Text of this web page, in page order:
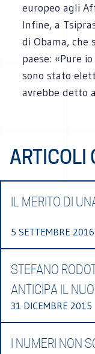
euro­peo agli
Infine, a
di Obama, che
paese: «Pure
sono stato
avrebbe detto
ARTICOLI
IL MERITO DI
5 SETTEMBRE 2016
STEFANO
ANTICIPA IL
31 DICEMBRE 2015
I NUMERI NON